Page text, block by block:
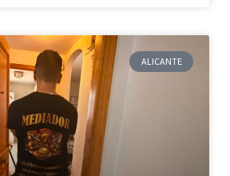
ALICANTE